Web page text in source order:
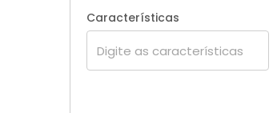
Características